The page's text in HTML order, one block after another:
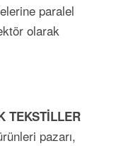
paralel
olar­ak
TEKSTİLLER
pazarı,